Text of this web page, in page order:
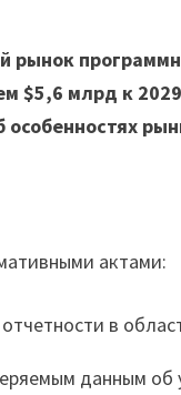
рынок
$5,6 млрд к
особенностях
актами:
в
данным